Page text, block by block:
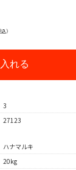
込）
れる
3
27123
ハナマルキ
20kg